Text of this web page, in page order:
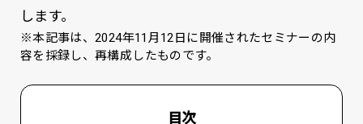
します。
※本記事は、2024年11月12日に開催されたセミナーの内
容を採録し、再構成したものです。
目次